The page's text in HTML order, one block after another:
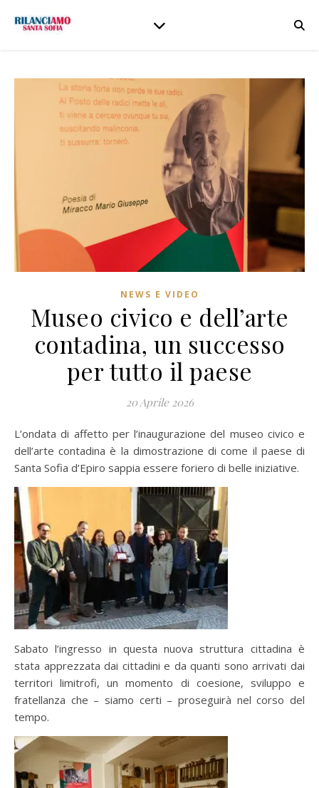
NEWS E VIDEO
Museo civico e dell’arte
contadina, un successo
per tutto il paese
20 Aprile 2026
L’ondata di affetto per l’inaugurazione del museo civico e
dell’arte contadina è la dimostrazione di come il paese di
Santa Sofia d’Epiro sappia essere foriero di belle iniziative.
Sabato l’ingresso in questa nuova struttura cittadina è
stata apprezzata dai cittadini e da quanti sono arrivati dai
territori limitrofi, un momento di coesione, sviluppo e
fratellanza che – siamo certi – proseguirà nel corso del
tempo.